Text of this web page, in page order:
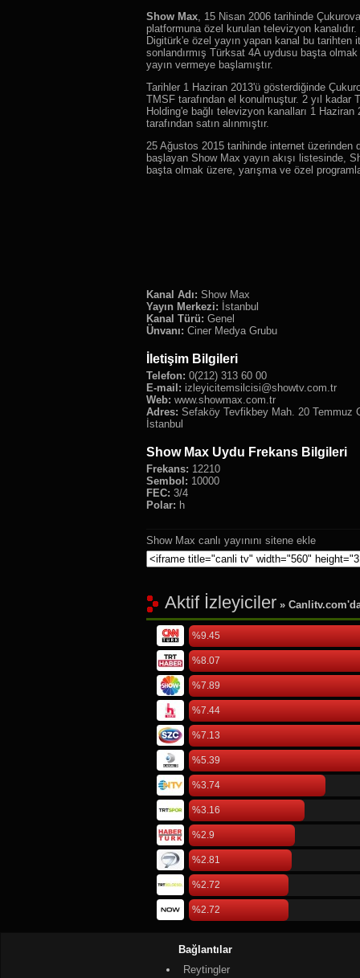
Show Max, 15 Nisan 2006 tarihinde
platformuna özel kurulan televizyon
Digitürk'e özel yayın yapan kanal bu tarihten
sonlandırmış Türksat 4A uydusu başta
yayın vermeye başlamıştır.
Tarihler 1 Haziran 2013'ü gösterdiğinde
TMSF tarafından el konulmuştur. 2 yıl kadar
Holding'e bağlı televizyon kanalları 1
tarafından satın alınmıştır.
25 Ağustos 2015 tarihinde internet üzerinden
başlayan Show Max yayın akışı listesinde,
başta olmak üzere, yarışma ve özel
Kanal Adı: Show Max
Yayın Merkezi: İstanbul
Kanal Türü: Genel
Ünvanı: Ciner Medya Grubu
İletişim Bilgileri
Telefon: 0(212) 313 60 00
E-mail: izleyicitemsilcisi@showtv.com.tr
Web: www.showmax.com.tr
Adres: Sefaköy Tevfikbey Mah. 20 Temmuz
İstanbul
Show Max Uydu Frekans Bilgileri
Frekans: 12210
Sembol: 10000
FEC: 3/4
Polar: h
Show Max canlı yayınını sitene ekle
Aktif İzleyiciler »
%9.45
%8.07
%7.89
%7.44
%7.13
%5.39
%3.74
%3.16
%2.9
%2.81
%2.72
%2.72
Bağlantılar
Reytingler